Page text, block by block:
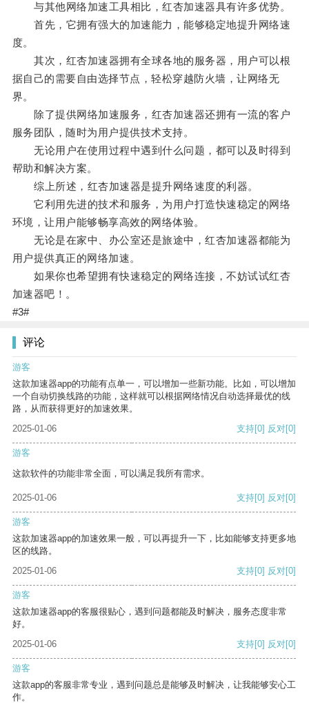
与其他网络加速工具相比，红杏加速器具有许多优势。
首先，它拥有强大的加速能力，能够稳定地提升网络速
度。
其次，红杏加速器拥有全球各地的服务器，用户可以根
据自己的需要自由选择节点，轻松穿越防火墙，让网络无
界。
除了提供网络加速服务，红杏加速器还拥有一流的客户
服务团队，随时为用户提供技术支持。
无论用户在使用过程中遇到什么问题，都可以及时得到
帮助和解决方案。
综上所述，红杏加速器是提升网络速度的利器。
它利用先进的技术和服务，为用户打造快速稳定的网络
环境，让用户能够畅享高效的网络体验。
无论是在家中、办公室还是旅途中，红杏加速器都能为
用户提供真正的网络加速。
如果你也希望拥有快速稳定的网络连接，不妨试试红杏
加速器吧！。
#3#
评论
游客
这款加速器app的功能有点单一，可以增加一些新功能。比如，可以增加
一个自动切换线路的功能，这样就可以根据网络情况自动选择最优的线
路，从而获得更好的加速效果。
2025-01-06
支持[0] 反对[0]
游客
这款软件的功能非常全面，可以满足我所有需求。
2025-01-06 支持[0] 反对[0]
游客
这款加速器app的加速效果一般，可以再提升一下，比如能够支持更多地
区的线路。
2025-01-06
支持[0] 反对[0]
游客
这款加速器app的客服很贴心，遇到问题都能及时解决，服务态度非常
好。
2025-01-06
支持[0] 反对[0]
游客
这款app的客服非常专业，遇到问题总是能够及时解决，让我能够安心工
作。